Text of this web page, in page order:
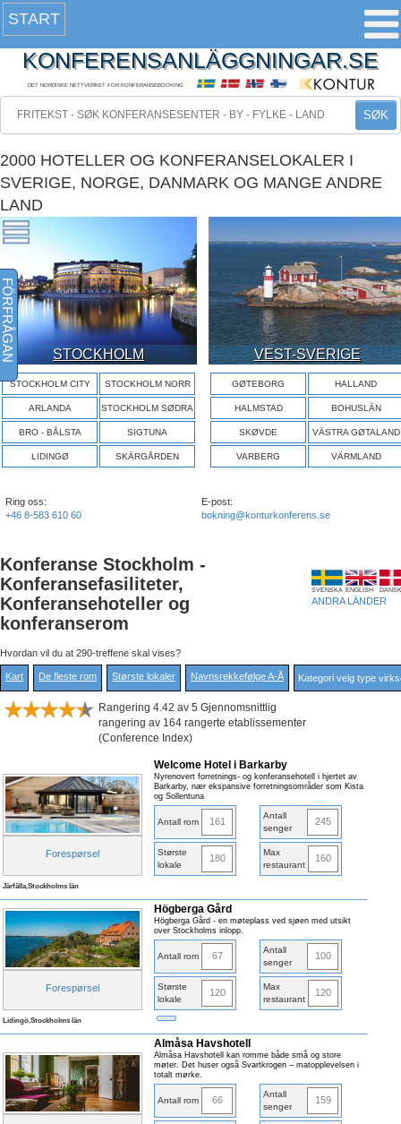
START
KONFERENSANLÄGGNINGAR.SE
DET NORDISKE NETTVERKET FOR KONFERANSEBOOKING
SØK
2000 HOTELLER OG KONFERANSELOKALER I
SVERIGE, NORGE, DANMARK OG MANGE ANDRE
LAND
STOCKHOLM
STOCKHOLM CITY STOCKHOLM NORR
ARLANDA STOCKHOLM SØDRA
BRO - BÅLSTA SIGTUNA
LIDINGØ SKÄRGÅRDEN
VEST-SVERIGE
GØTEBORG HALLAND
HALMSTAD BOHUSLÄN
SKØVDE VÄSTRA GØTALAND
VARBERG VÄRMLAND
Ring oss:
+46 8-583 610 60
E-post:
bokning@konturkonferens.se
Konferanse Stockholm -
Konferansefasiliteter,
Konferansehoteller og
konferanserom
SVENSKA ENGLISH DANSK
ANDRA LÄNDER
Hvordan vil du at 290-treffene skal vises?
Kart De fleste rom Største lokaler Navnsrekkefølge A-Å
Rangering 4.42 av 5 Gjennomsnittlig
rangering av 164 rangerte etablissementer
(Conference Index)
Forespørsel
Welcome Hotel i Barkarby
Nyrenovert forretnings- og konferansehotell i hjertet av
Barkarby, nær ekspansive forretningsområder som Kista
og Sollentuna
Antall rom 161
Antall
senger
245
Største
lokale
180
Max
restaurant
160
Järfälla,Stockholms län
Forespørsel
Högberga Gård
Högberga Gård - en møteplass ved sjøen med utsikt
over Stockholms inlopp.
Antall rom 67
Antall
senger
100
Største
lokale
120
Max
restaurant
120
Lidingö,Stockholms län
Almåsa Havshotell
Almåsa Havshotell kan romme både små og store
møter. Det huser også Svartkrogen – matopplevelsen i
totalt mørke.
Antall rom 66
Antall
senger
159
FÖRFRÅGAN